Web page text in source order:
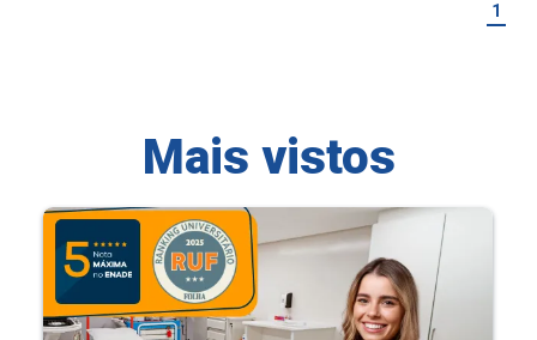
1
Mais vistos